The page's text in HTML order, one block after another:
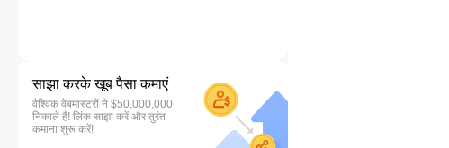
साझा करके खूब पैसा कमाएं
वैश्विक वेबमास्टरों ने $50,000,000
निकाले हैं! लिंक साझा करें और तुरंत
कमाना शुरू करें!